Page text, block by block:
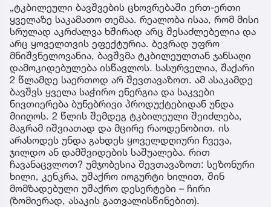
„ტკბილეული ბავშვების ცხოვრებაში ერთ-ერთი
ყველაზე საკამათო თემაა. რეალობა ისაა, რომ მისი
სრულად აკრძალვა ხშირად არც შესაძლებელია და
არც ყოველთვის ეფექტურია. ბევრად უფრო
მნიშვნელოვანია, ბავშვმა ტკბილეულთან ჯანსაღი
დამოკიდებულება ისწავლოს. სასურველია, შაქარი
2 წლამდე საერთოდ არ შევთავაზოთ. ამ ასაკამდე
ბავშვს ყველა საჭირო ენერგია და საკვები
ნივთიერება ბუნებრივი პროდუქტებიდან უნდა
მიიღოს. 2 წლის შემდეგ ტკბილეული შეიძლება,
მაგრამ იშვიათად და მცირე რაოდენობით. ის
არასოდეს უნდა გახდეს ყოველდღიური ჩვევა,
ჯილდო ან დამშვიდების საშუალება. რით
ჩავანაცვლოთ? უმჯობესია შევთავაზოთ: სეზონური
ხილი, კენკრა, უშაქრო იოგურტი ხილით, შინ
მომზადებული უშაქრო დესერტები – ჩირი
(ზომიერად, ასაკის გათვალისწინებით).